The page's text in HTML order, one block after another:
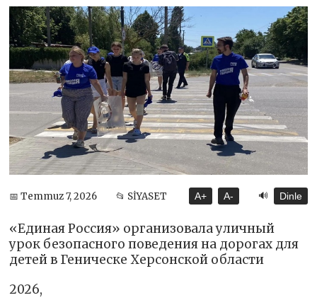
📅 Temmuz 7, 2026 📂 SİYASET A+ A- 🔊 Dinle
«Единая Россия» организовала уличный
урок безопасного поведения на дорогах для
детей в Геническе Херсонской области
2026,